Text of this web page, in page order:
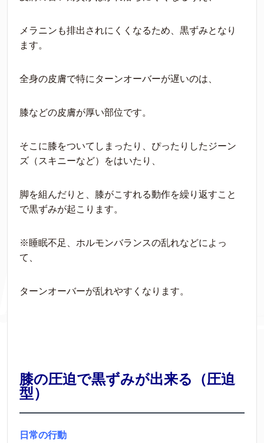
メラニンも排出されにくくなるため、黒ずみとなり
ます。
全身の皮膚で特にターンオーバーが遅いのは、
膝などの皮膚が厚い部位です。
そこに膝をついてしまったり、ぴったりしたジーン
ズ（スキニーなど）をはいたり、
脚を組んだりと、 膝がこすれる動作を繰り返すこと
で黒ずみが起こります。
※睡眠不足、ホルモンバランスの乱れなどによっ
て、
ターンオーバーが乱れやすくなります。
膝の圧迫で黒ずみが出来る（圧迫
型）
日常の行動